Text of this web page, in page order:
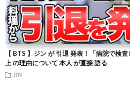
【 BTS 】ジン が 引退 発表！「病院で検
上 の理由について 本人 が直接 語る
JIN